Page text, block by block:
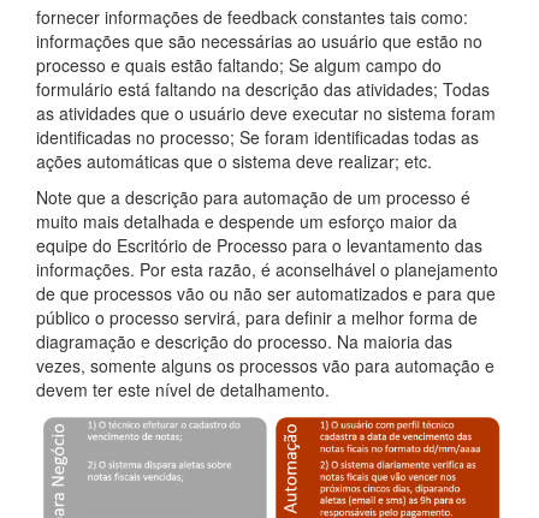
fornecer informações de feedback constantes tais como:
informações que são necessárias ao usuário que estão no
processo e quais estão faltando; Se algum campo do
formulário está faltando na descrição das atividades; Todas
as atividades que o usuário deve executar no sistema foram
identificadas no processo; Se foram identificadas todas as
ações automáticas que o sistema deve realizar; etc.
Note que a descrição para automação de um processo é
muito mais detalhada e despende um esforço maior da
equipe do Escritório de Processo para o levantamento das
informações. Por esta razão, é aconselhável o planejamento
de que processos vão ou não ser automatizados e para que
público o processo servirá, para definir a melhor forma de
diagramação e descrição do processo. Na maioria das
vezes, somente alguns os processos vão para automação e
devem ter este nível de detalhamento.